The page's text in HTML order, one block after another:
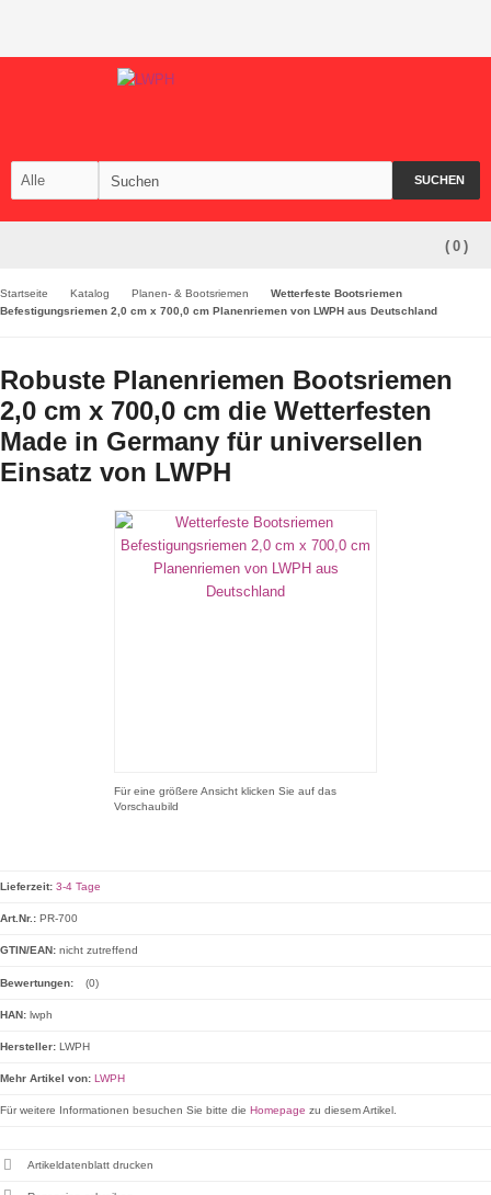
SUCHEN
( 0 )
Startseite Katalog Planen- & Bootsriemen
Wetterfeste Bootsriemen
Befestigungsriemen 2,0 cm x 700,0 cm Planenriemen von LWPH aus Deutschland
Robuste Planenriemen Bootsriemen
2,0 cm x 700,0 cm die Wetterfesten
Made in Germany für universellen
Einsatz von LWPH
Für eine größere Ansicht klicken Sie auf das
Vorschaubild
Lieferzeit: 3-4 Tage
Art.Nr.: PR-700
GTIN/EAN: nicht zutreffend
Bewertungen: (0)
HAN: lwph
Hersteller: LWPH
Mehr Artikel von: LWPH
Für weitere Informationen besuchen Sie bitte die Homepage zu diesem Artikel.
Artikeldatenblatt drucken